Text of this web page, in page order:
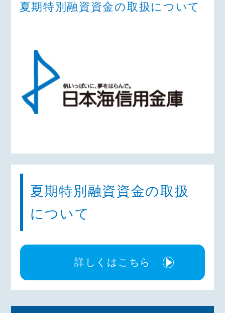
夏期特別融資資金の取扱について
夏期特別融資資金の取扱
について
詳しくはこちら